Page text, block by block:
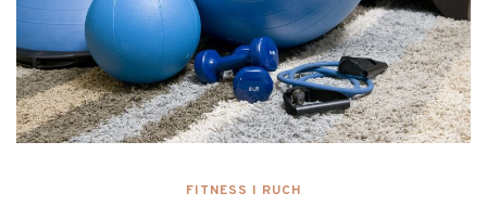
FITNESS I RUCH